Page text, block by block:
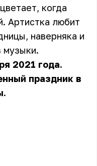
когда
Артистка любит
наверняка и
музыки.
2021 года.
праздник в